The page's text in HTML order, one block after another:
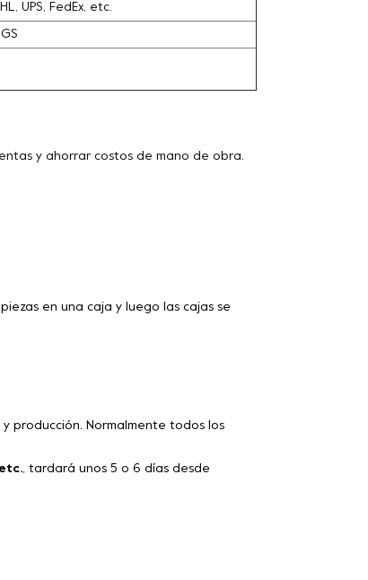
UPS, FedEx, etc.
y ahorrar costos de mano de obra.
en una caja y luego las cajas se
producción. Normalmente todos los
etc. , tardará unos 5 o 6 días desde